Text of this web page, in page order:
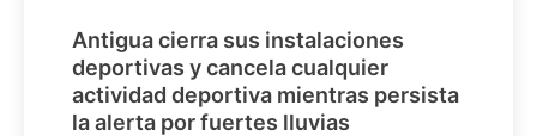
Antigua cierra sus instalaciones
deportivas y cancela cualquier
actividad deportiva mientras persista
la alerta por fuertes lluvias